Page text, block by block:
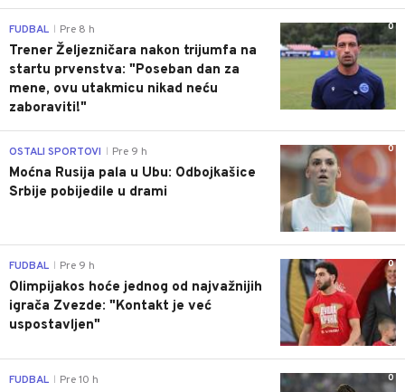
0
FUDBAL Pre 8 h
Trener Željezničara nakon trijumfa na
startu prvenstva: "Poseban dan za
mene, ovu utakmicu nikad neću
zaboraviti!"
0
OSTALI SPORTOVI Pre 9 h
Moćna Rusija pala u Ubu: Odbojkašice
Srbije pobijedile u drami
0
FUDBAL Pre 9 h
Olimpijakos hoće jednog od najvažnijih
igrača Zvezde: "Kontakt je već
uspostavljen"
0
FUDBAL Pre 10 h